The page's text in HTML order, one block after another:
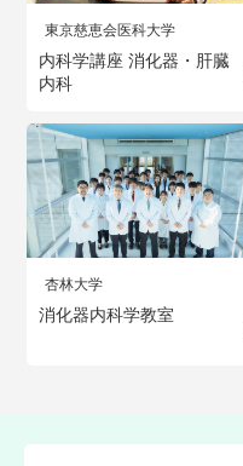
東京慈恵会医科大学
内科学講座 消化器・肝臓
内科
杏林大学
消化器内科学教室